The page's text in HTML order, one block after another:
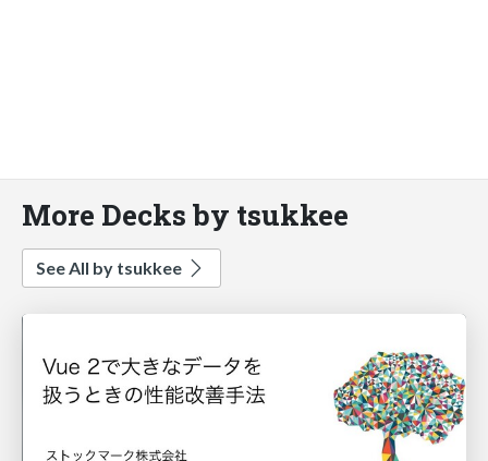
More Decks by tsukkee
See All by tsukkee